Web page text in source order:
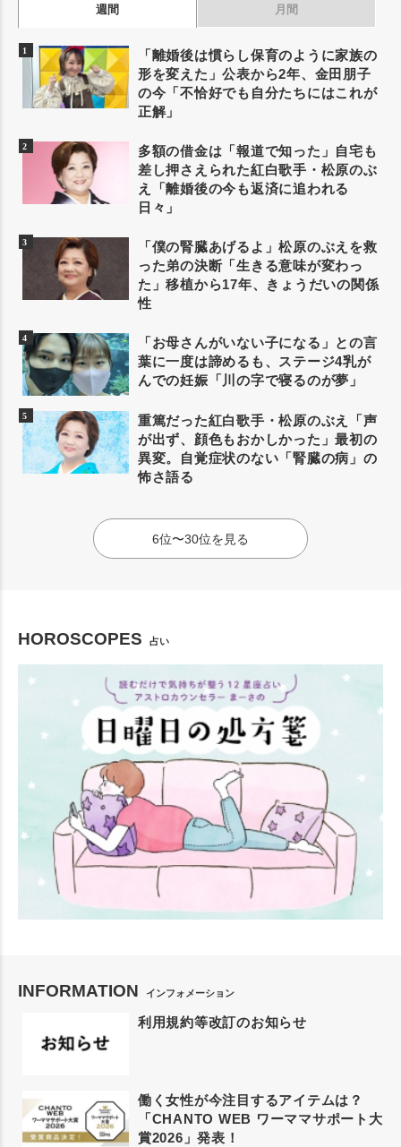
週間 月間
「離婚後は慣らし保育のように家族の
形を変えた」公表から2年、金田朋子
の今「不恰好でも自分たちにはこれが
正解」
多額の借金は「報道で知った」自宅も
差し押さえられた紅白歌手・松原のぶ
え「離婚後の今も返済に追われる
日々」
「僕の腎臓あげるよ」松原のぶえを救
った弟の決断「生きる意味が変わっ
た」移植から17年、きょうだいの関係
性
「お母さんがいない子になる」との言
葉に一度は諦めるも、ステージ4乳が
んでの妊娠「川の字で寝るのが夢」
重篤だった紅白歌手・松原のぶえ「声
が出ず、顔色もおかしかった」最初の
異変。自覚症状のない「腎臓の病」の
怖さ語る
6位〜30位を見る
HOROSCOPES 占い
INFORMATION インフォメーション
利用規約等改訂のお知らせ
働く女性が今注目するアイテムは？
「CHANTO WEB ワーママサポート大
賞2026」発表！